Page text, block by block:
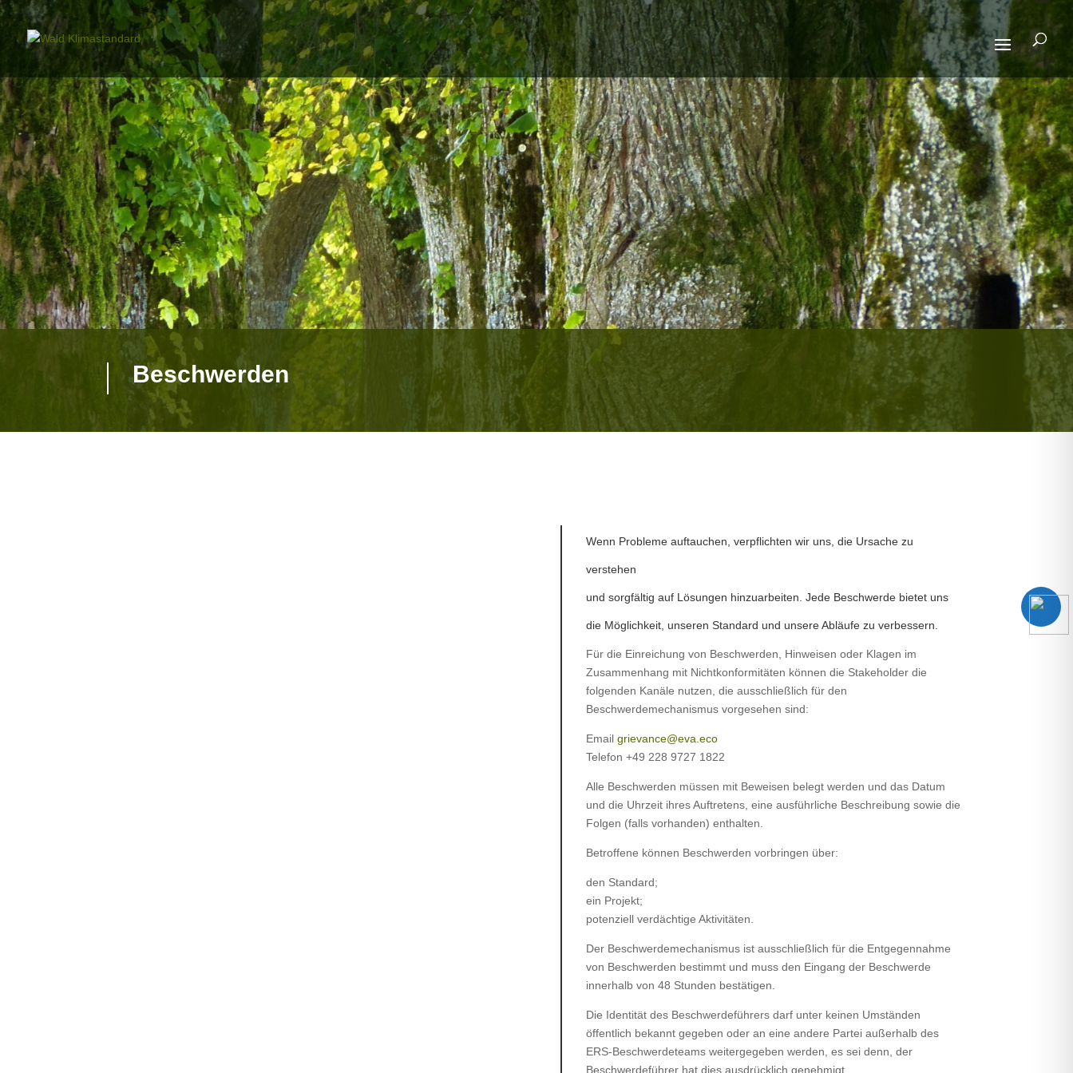
Beschwerden
Wenn Probleme auftauchen, verpflichten wir uns, die Ursache zu
verstehen
und sorgfältig auf Lösungen hinzuarbeiten. Jede Beschwerde bietet uns
die Möglichkeit, unseren Standard und unsere Abläufe zu verbessern.
Für die Einreichung von Beschwerden, Hinweisen oder Klagen im
Zusammenhang mit Nichtkonformitäten können die Stakeholder die
folgenden Kanäle nutzen, die ausschließlich für den
Beschwerdemechanismus vorgesehen sind:
Email grievance@eva.eco
Telefon +49 228 9727 1822
Alle Beschwerden müssen mit Beweisen belegt werden und das Datum
und die Uhrzeit ihres Auftretens, eine ausführliche Beschreibung sowie die
Folgen (falls vorhanden) enthalten.
Betroffene können Beschwerden vorbringen über:
den Standard;
ein Projekt;
potenziell verdächtige Aktivitäten.
Der Beschwerdemechanismus ist ausschließlich für die Entgegennahme
von Beschwerden bestimmt und muss den Eingang der Beschwerde
innerhalb von 48 Stunden bestätigen.
Die Identität des Beschwerdeführers darf unter keinen Umständen
öffentlich bekannt gegeben oder an eine andere Partei außerhalb des
ERS-Beschwerdeteams weitergegeben werden, es sei denn, der
Beschwerdeführer hat dies ausdrücklich genehmigt.